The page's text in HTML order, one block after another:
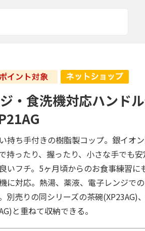
・食洗機対応ハンド
持ち手付きの樹脂製コップ。銀イオ
持ったり、握ったり、小さな手でも
いフチ。5ヶ月頃からのお食事練習に
に対応。熱湯、薬液、電子レンジで
別売りの同シリーズの茶碗(XP23AG)
と重ねて収納できる。